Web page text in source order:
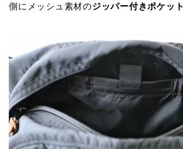
側にメッシュ素材のジッパー付きポケット